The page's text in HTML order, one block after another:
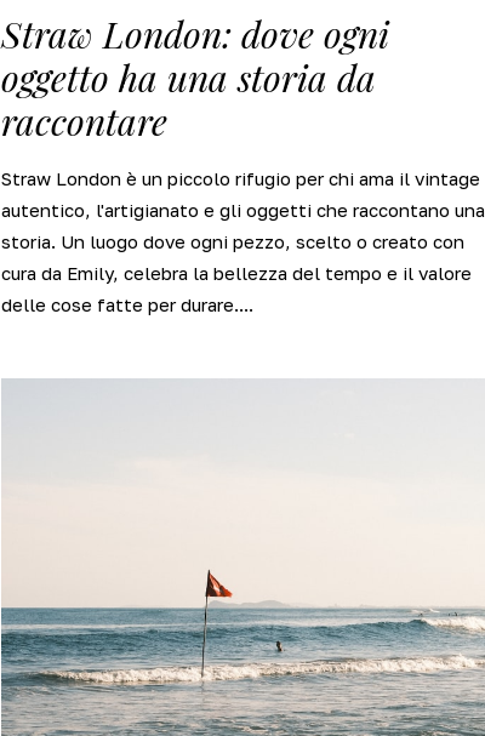
Straw London: dove ogni
oggetto ha una storia da
raccontare
Straw London è un piccolo rifugio per chi ama il vintage
autentico, l'artigianato e gli oggetti che raccontano una
storia. Un luogo dove ogni pezzo, scelto o creato con
cura da Emily, celebra la bellezza del tempo e il valore
delle cose fatte per durare....